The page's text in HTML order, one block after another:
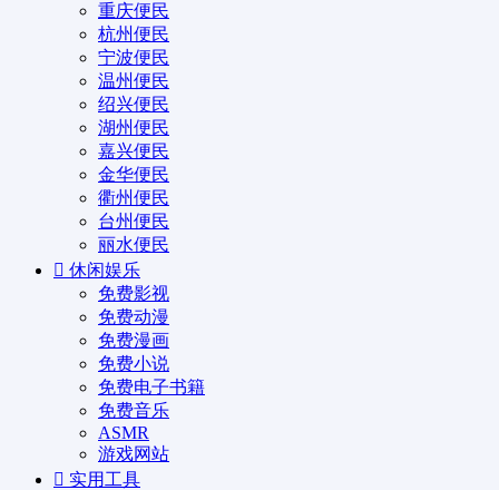
重庆便民
杭州便民
宁波便民
温州便民
绍兴便民
湖州便民
嘉兴便民
金华便民
衢州便民
台州便民
丽水便民
休闲娱乐
免费影视
免费动漫
免费漫画
免费小说
免费电子书籍
免费音乐
ASMR
游戏网站
实用工具